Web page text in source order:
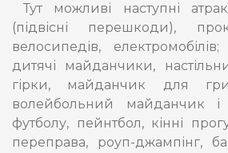
Тут можливі наступні
(підвісні перешкоди),
велосипедів,
дитячі майданчики,
гірки, майданчик для
волейбольний майданчик
футболу, пейнтбол, кінні
переправа, роуп-джампінг,